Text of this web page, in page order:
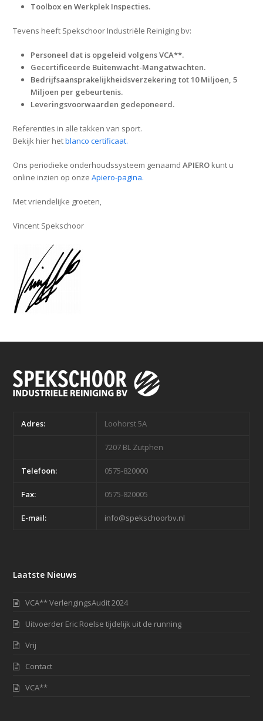
Toolbox en Werkplek Inspecties.
Tevens heeft Spekschoor Industriële Reiniging bv:
Personeel dat is opgeleid volgens VCA**.
Gecertificeerde Buitenwacht-Mangatwachten.
Bedrijfsaansprakelijkheidsverzekering tot 10 Miljoen, 5
Miljoen per gebeurtenis.
Leveringsvoorwaarden gedeponeerd.
Referenties in alle takken van sport.
Bekijk hier hetblanco certificaat.
Ons periodieke onderhoudssysteem genaamdAPIERO kunt u
online inzien op onzeApiero-pagina.
Met vriendelijke groeten,
Vincent Spekschoor
Adres: Loohorst 5A
7207 BL Zutphen
Telefoon: 0575-820000
Fax: 0575-820005
E-mail: info@spekschoorbv.nl
Laatste Nieuws
VCA** VerlengingsAudit 2024
Uitvoerder Eric Roelse tijdelijk uit de running
Vrij
Contact
VCA**